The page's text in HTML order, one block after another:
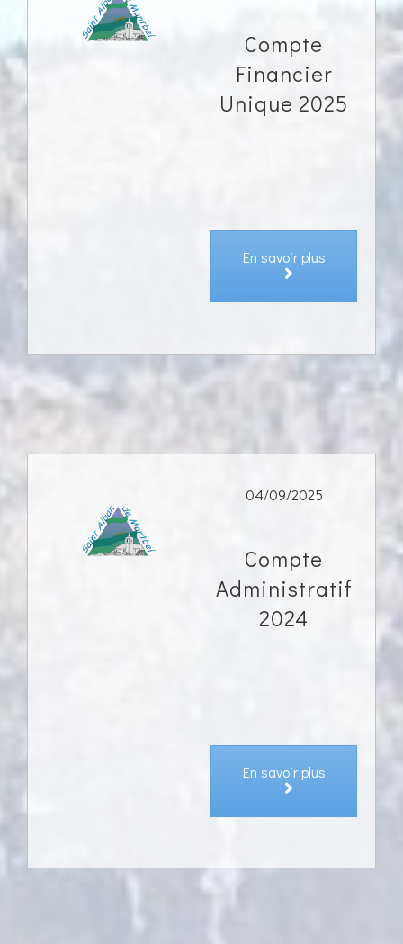
Compte
Financier
Unique 2025
En savoir plus
04/09/2025
Compte
Administratif
2024
En savoir plus